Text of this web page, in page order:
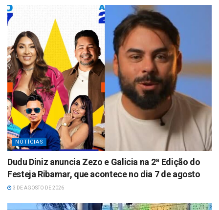
p
NOTÍCIAS
Dudu Diniz anuncia Zezo e Galicia na 2ª Edição do
Festeja Ribamar, que acontece no dia 7 de agosto
3 DE AGOSTO DE 2026